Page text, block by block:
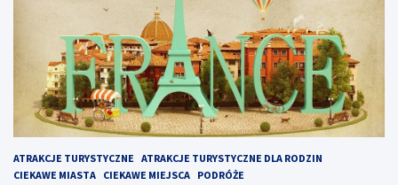
ATRAKCJE TURYSTYCZNE ATRAKCJE TURYSTYCZNE DLA RODZIN
CIEKAWE MIASTA CIEKAWE MIEJSCA PODRÓŻE